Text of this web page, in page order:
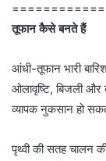
तूफान कैसे बनते हैं
आंधी-तूफान भारी
ओलावृष्टि, बिजली
व्यापक नुकसान हो
पृथ्वी की सतह चालन